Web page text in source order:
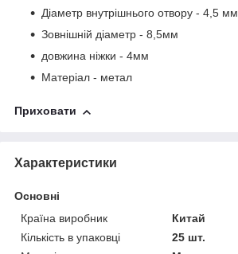
Діаметр внутрішнього отвору - 4,5 мм
Зовнішній діаметр - 8,5мм
довжина ніжки - 4мм
Матеріал - метал
Приховати
Характеристики
Основні
Країна виробник
Китай
Кількість в упаковці
25 шт.